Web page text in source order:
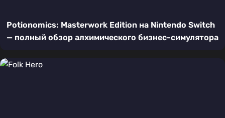
Potionomics: Masterwork Edition на Nintendo Switch
— полный обзор алхимического бизнес-симулятора